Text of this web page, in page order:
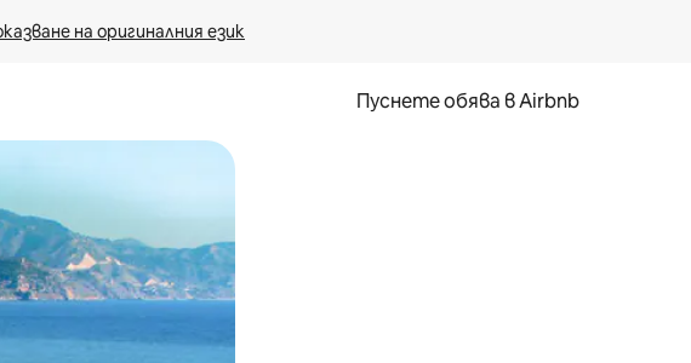
на оригиналния език
Пуснете обява в Airbnb